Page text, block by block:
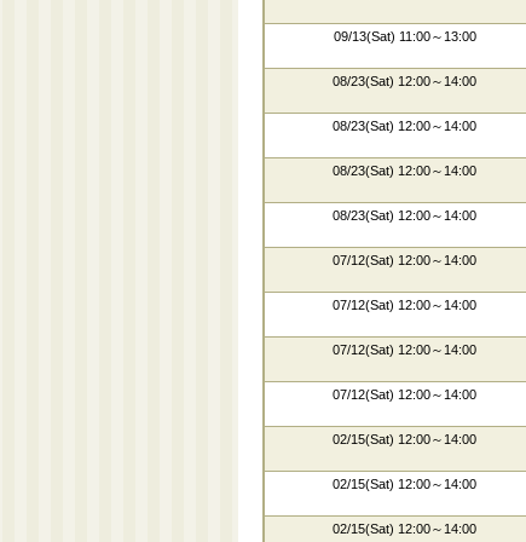
09/13(Sat) 11:00～13:00
08/23(Sat) 12:00～14:00
08/23(Sat) 12:00～14:00
08/23(Sat) 12:00～14:00
08/23(Sat) 12:00～14:00
07/12(Sat) 12:00～14:00
07/12(Sat) 12:00～14:00
07/12(Sat) 12:00～14:00
07/12(Sat) 12:00～14:00
02/15(Sat) 12:00～14:00
02/15(Sat) 12:00～14:00
02/15(Sat) 12:00～14:00